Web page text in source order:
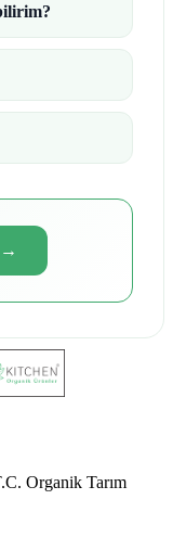
→
Organik Tarım